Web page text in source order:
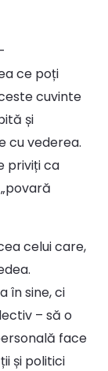
ce poți
cuvinte
și
cu vederea.
priviți ca
celui care,
în sine, ci
– să o
face
și politici